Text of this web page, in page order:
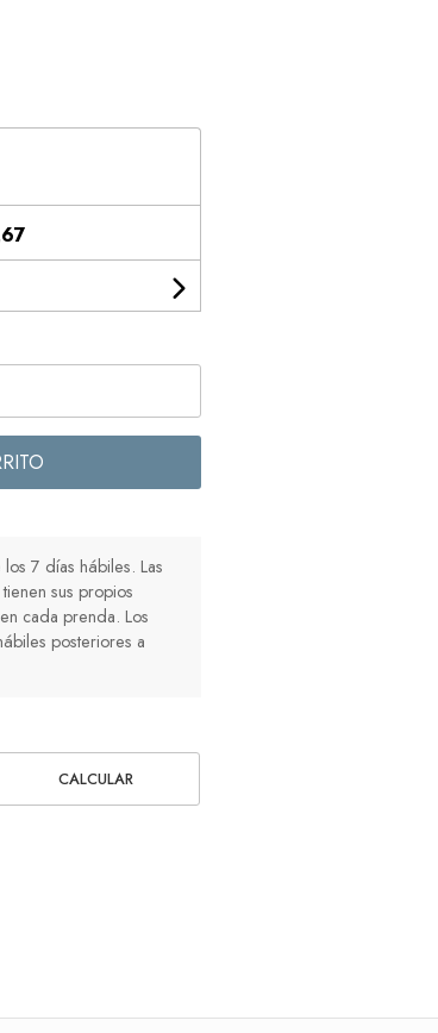
7 días hábiles. Las
sus propios
cada prenda. Los
posteriores a
CALCULAR